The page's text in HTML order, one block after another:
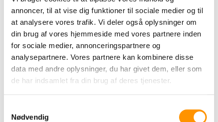
annoncer, til at vise dig funktioner til sociale medier og til
at analysere vores trafik. Vi deler også oplysninger om
din brug af vores hjemmeside med vores partnere inden
for sociale medier, annonceringspartnere og
analysepartnere. Vores partnere kan kombinere disse
data med andre oplysninger, du har givet dem, eller som
de har indsamlet fra din brug af deres tjenester.
Nødvendig
Fordele ved fryseposer
Velegnet til nedfrysning af
fødevarer
Pladsbesparende opbevaring
Nem organisering af råvarer og
rester